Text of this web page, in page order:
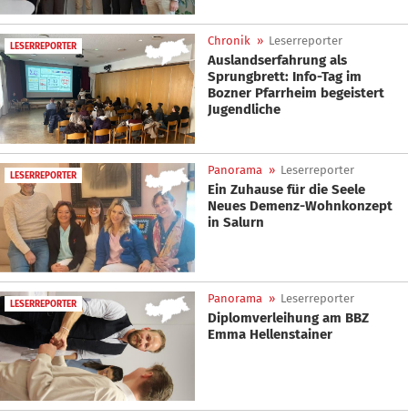
LESERREPORTER Chronik » Leserreporter
Auslandserfahrung als
Sprungbrett: Info-Tag im
Bozner Pfarrheim begeistert
Jugendliche
LESERREPORTER Panorama » Leserreporter
Ein Zuhause für die Seele
Neues Demenz-Wohnkonzept
in Salurn
LESERREPORTER Panorama » Leserreporter
Diplomverleihung am BBZ
Emma Hellenstainer